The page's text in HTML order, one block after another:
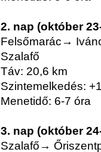
2. nap (október
Felsőmarác→
Szalafő
Táv: 20,6 km
Szintemelkedés:
Menetidő: 6-7 óra
3. nap (október
Szalafő→